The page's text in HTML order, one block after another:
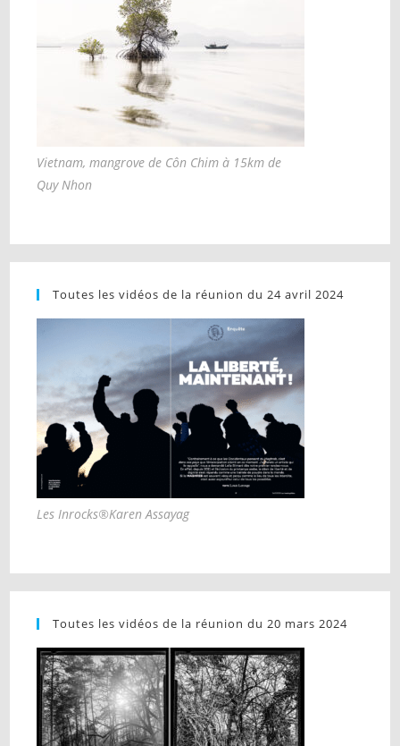
Vietnam, mangrove de Côn Chim à 15km de
Quy Nhon
Toutes les vidéos de la réunion du 24 avril 2024
Les Inrocks®Karen Assayag
Toutes les vidéos de la réunion du 20 mars 2024